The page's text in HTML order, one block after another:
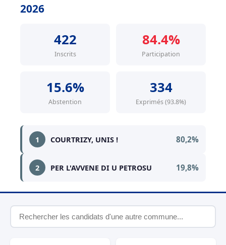
2026
422
Inscrits
84.4%
Participation
15.6%
Abstention
334
Exprimés (93.8%)
1 COURTRIZY, UNIS ! 80,2%
2 PER L'AVVENE DI U PETROSU 19,8%